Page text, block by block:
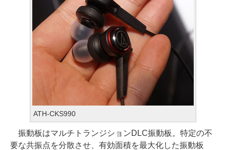
ATH-CKS990
振動板はマルチトランジションDLC振動板。特定の不
要な共振点を分散させ、有効面積を最大化した振動板